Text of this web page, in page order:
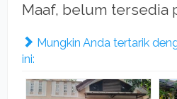
Maaf, belum tersedia
Mungkin Anda tertarik
ini: